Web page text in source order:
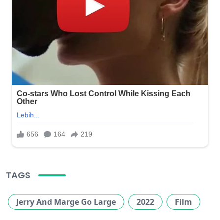
TAGS
Jerry And Marge Go Large 2022 Film